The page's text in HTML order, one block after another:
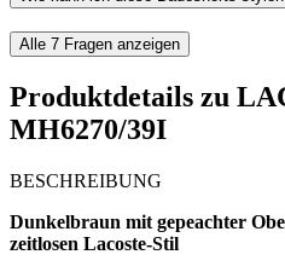
Alle 7 Fragen anzeigen
Produktdetails zu
MH6270/39I
BESCHREIBUNG
Dunkelbraun mit gepeachter
zeitlosen Lacoste-Stil